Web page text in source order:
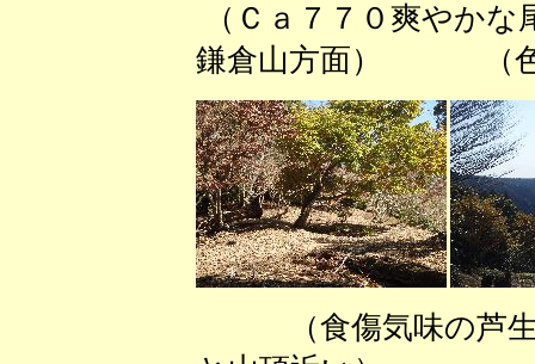
（Ｃａ７７０爽やか
鎌倉山方面） （色
（食傷気味の芦